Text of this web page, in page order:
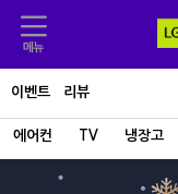
이벤트 리뷰
에어컨 TV 냉장고